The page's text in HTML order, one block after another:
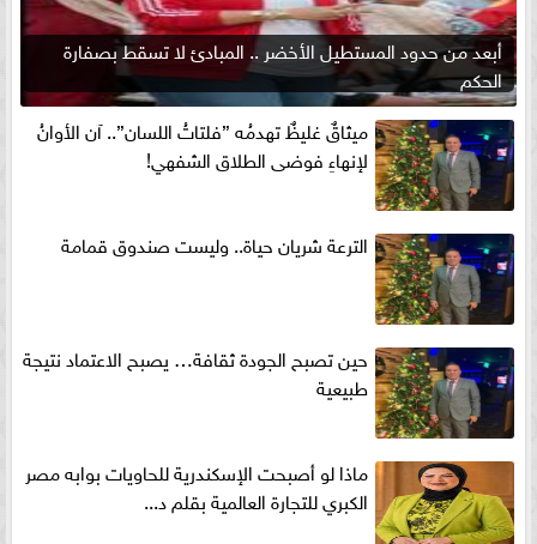
أبعد من حدود المستطيل الأخضر .. المبادئ لا تسقط بصفارة
الحكم
ميثاقٌ غليظٌ تهدمُه ”فلتاتُ اللسان”.. آن الأوانُ
لإنهاءِ فوضى الطلاق الشفهي!
الترعة شريان حياة.. وليست صندوق قمامة
حين تصبح الجودة ثقافة… يصبح الاعتماد نتيجة
طبيعية
ماذا لو أصبحت الإسكندرية للحاويات بوابه مصر
الكبري للتجارة العالمية بقلم د...